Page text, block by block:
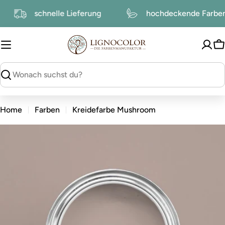
Inhalt
schnelle Lieferung hochdeckende
suchen
Home Farben Kreidefarbe Mushroom